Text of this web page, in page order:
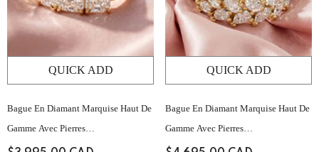
QUICK ADD
Bague En Diamant Marquise Haut De
Gamme Avec Pierres
D'accompagnement Baguette
QUICK ADD
Bague En Diamant Marquise Haut De
Gamme Avec Pierres
D'accompagnement Baguette